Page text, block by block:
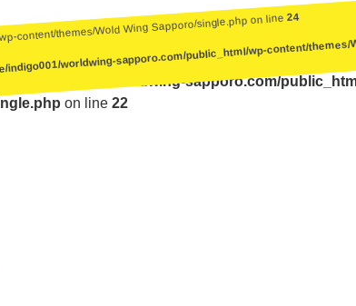
/home/indigo001/worldwing-sapporo.com/
on line 22
content/themes/Wold Wing Sapporo/single.php on line24
worldwing-sapporo.com/public_html/wp-content/